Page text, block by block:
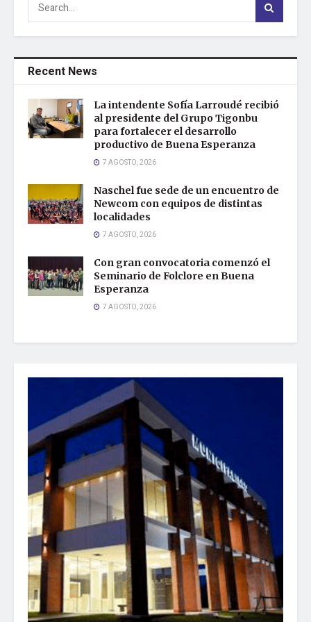
Recent News
La intendente Sofía Larroudé recibió
al presidente del Grupo Tigonbu
para fortalecer el desarrollo
productivo de Buena Esperanza
7 AGOSTO, 2026
Naschel fue sede de un encuentro de
Newcom con equipos de distintas
localidades
7 AGOSTO, 2026
Con gran convocatoria comenzó el
Seminario de Folclore en Buena
Esperanza
7 AGOSTO, 2026